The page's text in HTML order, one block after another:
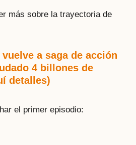
más sobre la trayectoria de
vuelve a saga de acción
4 billones de
detalles)
el primer episodio: